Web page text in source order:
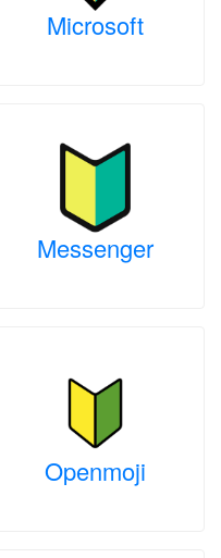
Microsoft
Messenger
Openmoji